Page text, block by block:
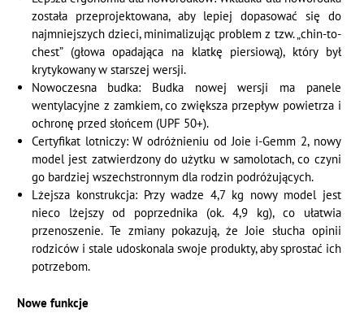
została przeprojektowana, aby lepiej dopasować się do
najmniejszych dzieci, minimalizując problem z tzw. „chin-to-
chest” (głowa opadająca na klatkę piersiową), który był
krytykowany w starszej wersji.
Nowoczesna budka: Budka nowej wersji ma panele
wentylacyjne z zamkiem, co zwiększa przepływ powietrza i
ochronę przed słońcem (UPF 50+).
Certyfikat lotniczy: W odróżnieniu od Joie i-Gemm 2, nowy
model jest zatwierdzony do użytku w samolotach, co czyni
go bardziej wszechstronnym dla rodzin podróżujących.
Lżejsza konstrukcja: Przy wadze 4,7 kg nowy model jest
nieco lżejszy od poprzednika (ok. 4,9 kg), co ułatwia
przenoszenie. Te zmiany pokazują, że Joie słucha opinii
rodziców i stale udoskonala swoje produkty, aby sprostać ich
potrzebom.
Nowe funkcje